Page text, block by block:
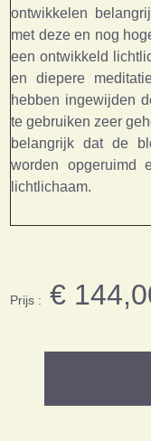
ontwikkelen
met deze en nog
een ontwikkeld
en diepere
hebben ingewijden
te gebruiken zeer
belangrijk dat de
worden opgeruimd
lichtlichaam.
Prijs : €